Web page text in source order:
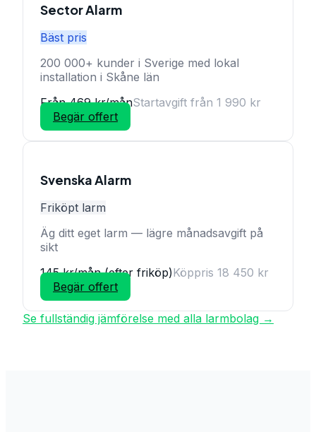
Sector Alarm
Bäst pris
200 000+ kunder i Sverige med lokal
installation i Skåne län
Från 469 kr/månStartavgift från 1 990 kr
Begär offert
Svenska Alarm
Friköpt larm
Äg ditt eget larm — lägre månadsavgift på
sikt
145 kr/mån (efter friköp)Köppris 18 450 kr
Begär offert
Se fullständig jämförelse med alla larmbolag →